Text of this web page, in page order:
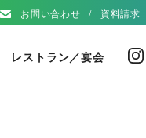
お問い合わせ 資料請求
レストラン／宴会